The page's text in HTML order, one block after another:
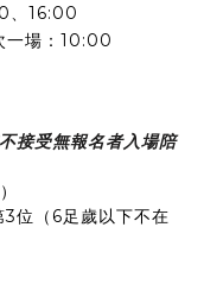
、16:00
一場：10:00
接受無報名者入場陪
位（6足歲以下不在